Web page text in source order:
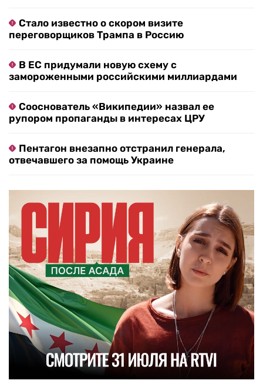
Стало известно о скором визите
переговорщиков Трампа в Россию
В ЕС придумали новую схему с
замороженными российскими миллиардами
Сооснователь «Википедии» назвал ее
рупором пропаганды в интересах ЦРУ
Пентагон внезапно отстранил генерала,
отвечавшего за помощь Украине